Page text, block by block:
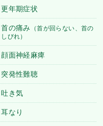
更年期症状
首の痛み
（首が回らない、首の
しびれ）
顔面神経麻痺
突発性難聴
吐き気
耳なり